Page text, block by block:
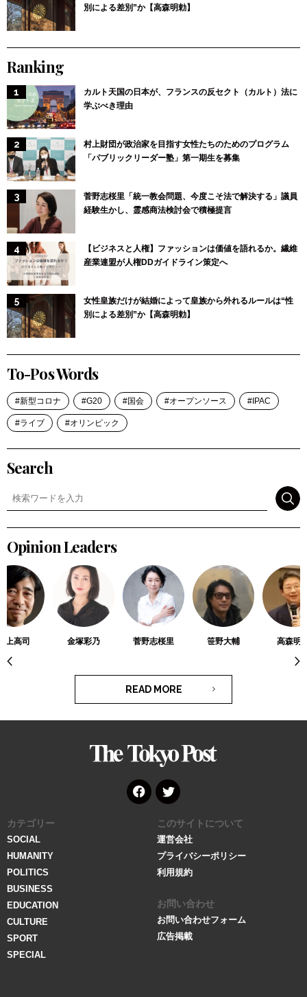
別による差別”か【高森明勅】
Ranking
カルト天国の日本が、フランスの反セクト（カルト）法に
学ぶべき理由
村上財団が政治家を目指す女性たちのためのプログラム
「パブリックリーダー塾」第一期生を募集
菅野志桜里「統一教会問題、今度こそ法で解決する」議員
経験生かし、霊感商法検討会で積極提言
【ビジネスと人権】ファッションは価値を語れるか。繊維
産業連盟が人権DDガイドライン策定へ
女性皇族だけが結婚によって皇族から外れるルールは“性
別による差別”か【高森明勅】
To-Pos Words
新型コロナ G20 国会 オープンソース IPAC
ライブ オリンピック
Search
Opinion Leaders
上高司 金塚彩乃 菅野志桜里 笹野大輔 高森明
READ MORE
er
カテゴリー
SOCIAL
HUMANITY
POLITICS
BUSINESS
EDUCATION
CULTURE
SPORT
SPECIAL
このサイトについて
運営会社
プライバシーポリシー
利用規約
お問い合わせ
お問い合わせフォーム
広告掲載